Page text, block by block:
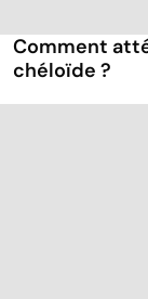
Comment
chéloïde ?